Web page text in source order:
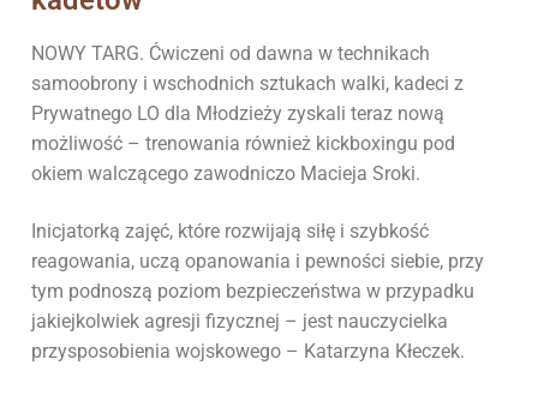
NOWY TARG. Ćwiczeni od dawna w technikach
samoobrony i wschodnich sztukach walki, kadeci z
Prywatnego LO dla Młodzieży zyskali teraz nową
możliwość – trenowania również kickboxingu pod
okiem walczącego zawodniczo Macieja Sroki.
Inicjatorką zajęć, które rozwijają siłę i szybkość
reagowania, uczą opanowania i pewności siebie, przy
tym podnoszą poziom bezpieczeństwa w przypadku
jakiejkolwiek agresji fizycznej – jest nauczycielka
przysposobienia wojskowego – Katarzyna Kłeczek.